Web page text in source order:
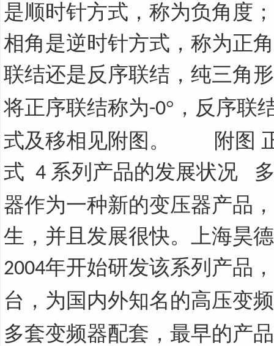
是顺时针方式，称为负角度
相角是逆时针方式，称为正
联结还是反序联结，纯三角
将正序联结称为-0°，反序联
式及移相见附图。 附图
式 4 系列产品的发展状况
器作为一种新的变压器产品
生，并且发展很快。上海昊
2004年开始研发该系列产品
台，为国内外知名的高压变
多套变频器配套，最早的产